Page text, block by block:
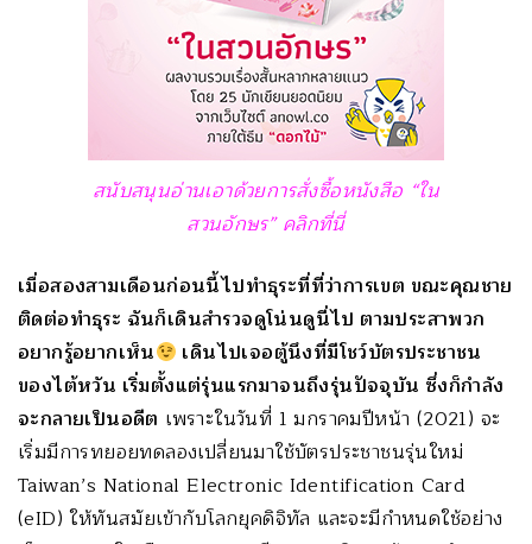
สนับสนุนอ่านเอาด้วยการสั่งซื้อหนังสือ “ใน
สวนอักษร” คลิกที่นี่
เมื่อสองสามเดือนก่อนนี้ไปทำธุระที่ที่ว่าการเขต ขณะคุณชาย
ติดต่อทำธุระ ฉันก็เดินสำรวจดูโน่นดูนี่ไป ตามประสาพวก
อยากรู้อยากเห็น
เดินไปเจอตู้นึงที่มีโชว์บัตรประชาชน
ของไต้หวัน เริ่มตั้งแต่รุ่นแรกมาจนถึงรุ่นปัจจุบัน ซึ่งก็กำลัง
จะกลายเป็นอดีต เพราะในวันที่ 1 มกราคมปีหน้า (2021) จะ
เริ่มมีการทยอยทดลองเปลี่ยนมาใช้บัตรประชาชนรุ่นใหม่
Taiwan’s National Electronic Identification Card
(eID) ให้ทันสมัยเข้ากับโลกยุคดิจิทัล และจะมีกำหนดใช้อย่าง